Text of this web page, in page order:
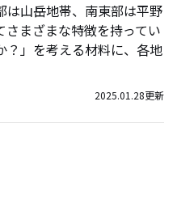
は山岳地帯、南東部は平野
まざまな特徴を持ってい
？」を考える材料に、各地
2025.01.28更新